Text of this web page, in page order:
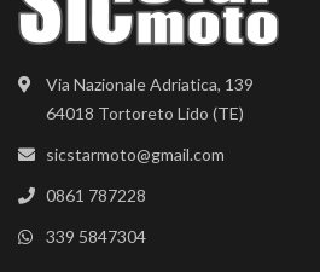
Via Nazionale Adriatica, 139
64018 Tortoreto Lido (TE)
sicstarmoto@gmail.com
0861 787228
339 5847304